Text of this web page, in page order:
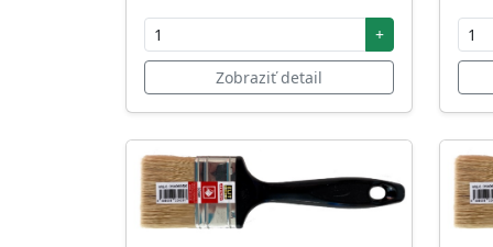
+
Zobraziť detail